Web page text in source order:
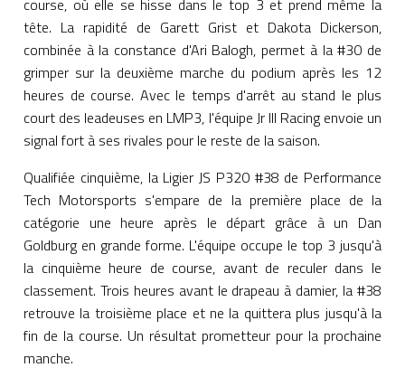
course, où elle se hisse dans le top 3 et prend même la
tête. La rapidité de Garett Grist et Dakota Dickerson,
combinée à la constance d'Ari Balogh, permet à la #30 de
grimper sur la deuxième marche du podium après les 12
heures de course. Avec le temps d'arrêt au stand le plus
court des leadeuses en LMP3, l'équipe Jr III Racing envoie un
signal fort à ses rivales pour le reste de la saison.
Qualifiée cinquième, la Ligier JS P320 #38 de Performance
Tech Motorsports s'empare de la première place de la
catégorie une heure après le départ grâce à un Dan
Goldburg en grande forme. L'équipe occupe le top 3 jusqu'à
la cinquième heure de course, avant de reculer dans le
classement. Trois heures avant le drapeau à damier, la #38
retrouve la troisième place et ne la quittera plus jusqu'à la
fin de la course. Un résultat prometteur pour la prochaine
manche.